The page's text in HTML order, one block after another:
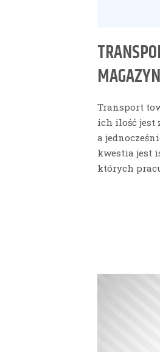
Transport
ich ilość jest
a
kwestia jest
których